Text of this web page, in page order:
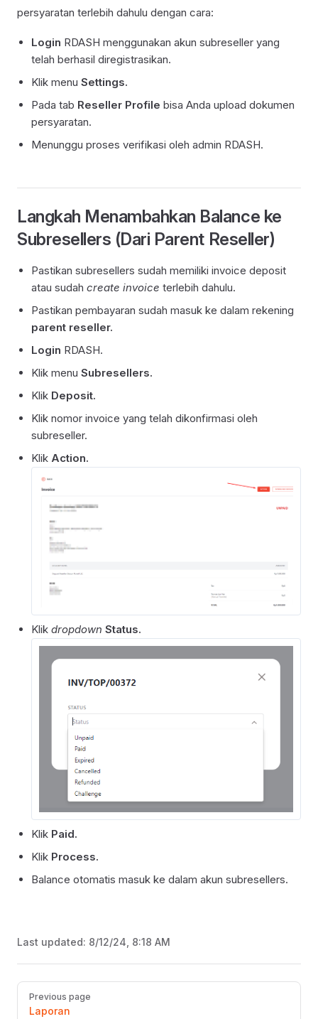
persyaratan terlebih dahulu dengan cara:
Login RDASH menggunakan akun subreseller yang
telah berhasil diregistrasikan.
Klik menu Settings.
Pada tab Reseller Profile bisa Anda upload dokumen
persyaratan.
Menunggu proses verifikasi oleh admin RDASH.
Langkah Menambahkan Balance ke
Subresellers (Dari Parent Reseller)
Pastikan subresellers sudah memiliki invoice deposit
atau sudah create invoice terlebih dahulu.
Pastikan pembayaran sudah masuk ke dalam rekening
parent reseller.
Login RDASH.
Klik menu Subresellers.
Klik Deposit.
Klik nomor invoice yang telah dikonfirmasi oleh
subreseller.
Klik Action.
Klik dropdown Status.
Klik Paid.
Klik Process.
Balance otomatis masuk ke dalam akun subresellers.
Last updated: 8/12/24, 8:18 AM
Previous page
Laporan